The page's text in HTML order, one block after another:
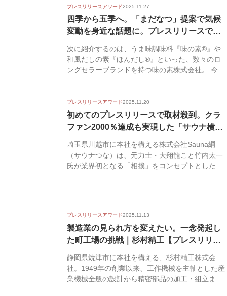
プレスリリースアワード2025.11.27
四季から五季へ。「まだなつ」提案で気候
変動を身近な話題に。プレスリリースで協
次に紹介するのは、うま味調味料『味の素®』や
和風だしの素『ほんだし®』といった、数々のロ
ングセラーブランドを持つ味の素株式会社。 今年
プレスリリースアワード2025.11.20
初めてのプレスリリースで取材殺到。クラ
ファン2000％達成も実現した「サウナ横
綱」...
埼玉県川越市に本社を構える株式会社Sauna綱
（サウナつな）は、元力士・大翔龍こと竹内太一
氏が業界初となる「相撲」をコンセプトとした飲
プレスリリースアワード2025.11.13
製造業の見られ方を変えたい。一念発起し
た町工場の挑戦｜杉村精工【プレスリリー
スアワ...
静岡県焼津市に本社を構える、杉村精工株式会
社。1949年の創業以来、工作機械を主軸とした産
業機械全般の設計から精密部品の加工・組立まで